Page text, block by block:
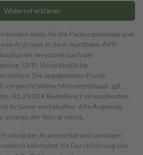
Widerruf erklären
lesen Sie die Packungsbeilage und
Arzt oder in Ihrer Apotheke. AVP:
berechnet nach der
UVP: Unverbindliche
Die angegebenen Preise
vorgeschriebene Mehrwertsteuer, ggf.
Ab 29,00 € Bestell­wert versand­kosten­
Irrtümer vorbehalten. Alle Angebote
solange der Vorrat reicht.
der Arzneimittel und sonstigen
beinhaltet die Durchführung von